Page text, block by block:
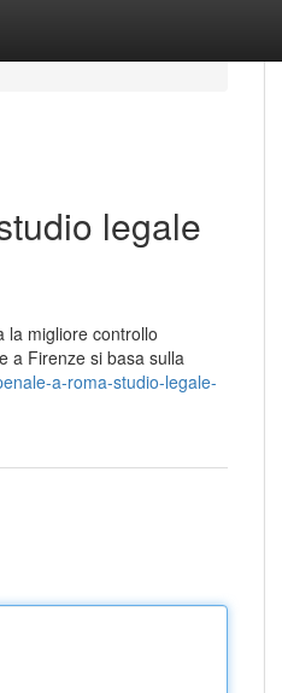
legale
la migliore controllo
a Firenze si basa sulla
a-roma-studio-legale-